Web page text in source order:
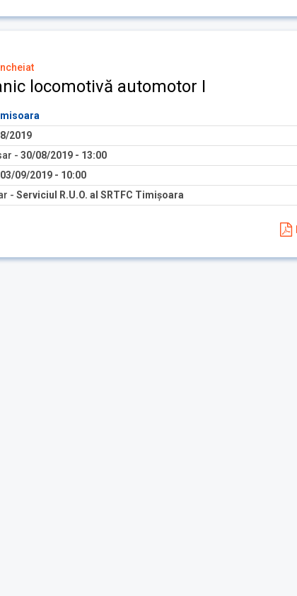
locomotivă automotor I
2019
- 30/08/2019 - 13:00
03/09/2019 - 10:00
- Serviciul R.U.O. al SRTFC Timişoara